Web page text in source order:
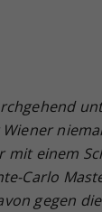
einem
Carlo
gegen